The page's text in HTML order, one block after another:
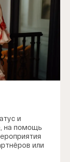
и
на помощь
или